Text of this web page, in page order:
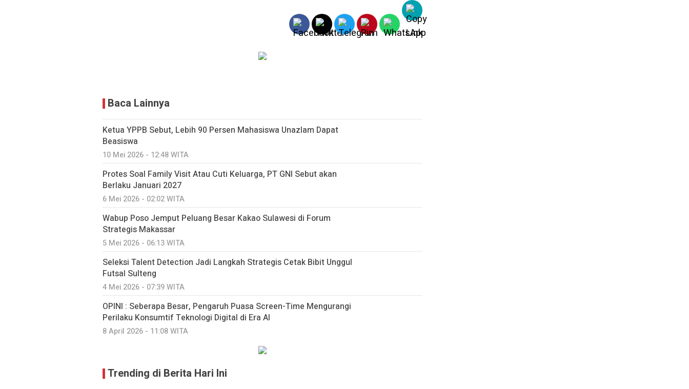
Baca Lainnya
Ketua YPPB Sebut, Lebih 90 Persen Mahasiswa Unazlam Dapat
Beasiswa
10 Mei 2026 - 12:48 WITA
Protes Soal Family Visit Atau Cuti Keluarga, PT GNI Sebut akan
Berlaku Januari 2027
6 Mei 2026 - 02:02 WITA
Wabup Poso Jemput Peluang Besar Kakao Sulawesi di Forum
Strategis Makassar
5 Mei 2026 - 06:13 WITA
Seleksi Talent Detection Jadi Langkah Strategis Cetak Bibit Unggul
Futsal Sulteng
4 Mei 2026 - 07:39 WITA
OPINI : Seberapa Besar, Pengaruh Puasa Screen-Time Mengurangi
Perilaku Konsumtif Teknologi Digital di Era AI
8 April 2026 - 11:08 WITA
Trending di Berita Hari Ini